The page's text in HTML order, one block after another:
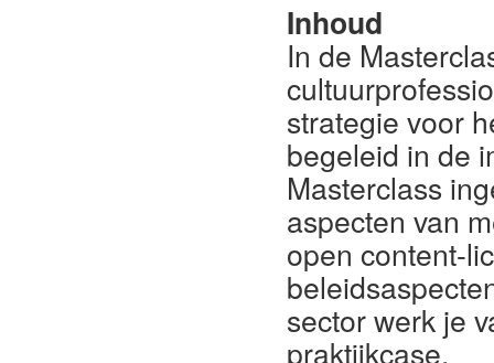
Inhoud
In de
strategie voor
begeleid in de
Masterclass
aspecten van
open content-
sector werk je
praktijkcase.